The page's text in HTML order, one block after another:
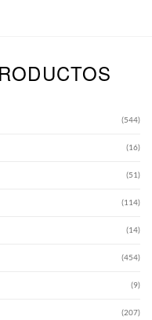
(544)
(16)
(51)
(114)
(14)
(454)
(9)
(207)